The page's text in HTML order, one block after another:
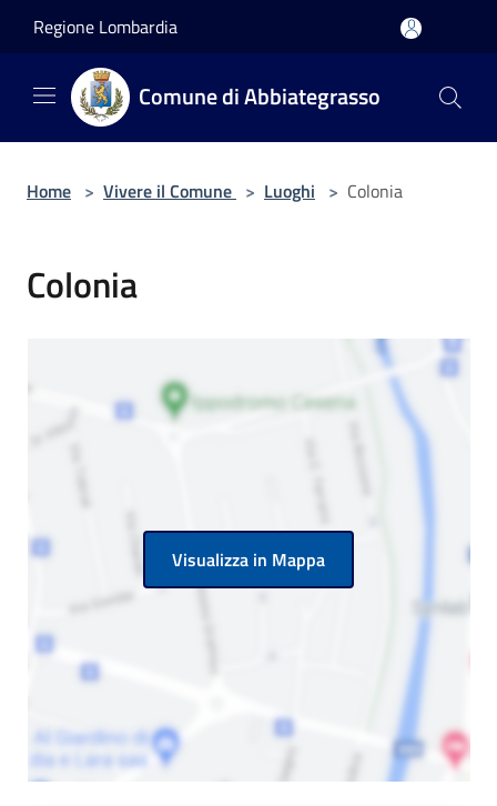
Regione Lombardia
Comune di Abbiategrasso
Home > Vivere il Comune > Luoghi > Colonia
Colonia
Visualizza in Mappa